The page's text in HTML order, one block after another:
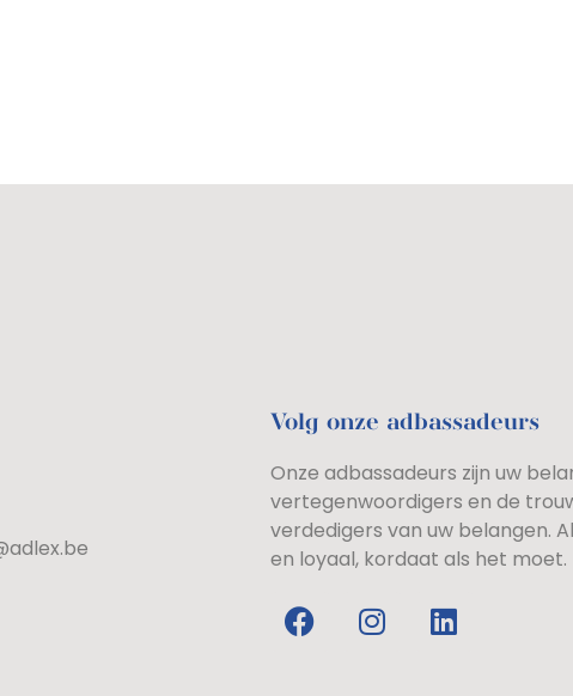
Volg onze adbassadeurs
Onze adbassadeurs zijn uw
vertegenwoordigers en de
verdedigers van uw belangen.
en loyaal, kordaat als het moet.